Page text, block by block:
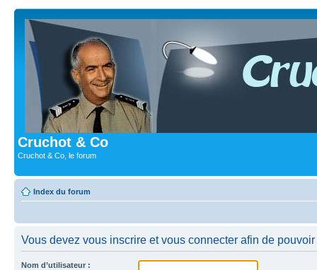
Cruchot & Co
Cruchot & Co, le forum
Index du forum
Vous devez vous inscrire et vous connecter afin de
Nom d’utilisateur :